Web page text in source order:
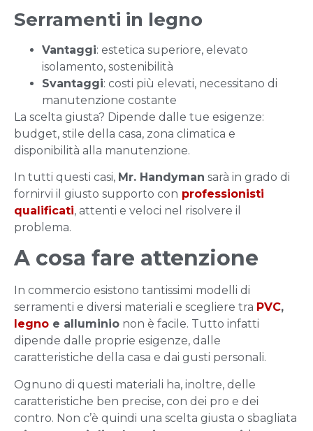
Serramenti in legno
Vantaggi: estetica superiore, elevato
isolamento, sostenibilità
Svantaggi: costi più elevati, necessitano di
manutenzione costante
La scelta giusta? Dipende dalle tue esigenze:
budget, stile della casa, zona climatica e
disponibilità alla manutenzione.
In tutti questi casi, Mr. Handyman sarà in grado di
fornirvi il giusto supporto con professionisti
qualificati, attenti e veloci nel risolvere il
problema.
A cosa fare attenzione
In commercio esistono tantissimi modelli di
serramenti e diversi materiali e scegliere tra PVC,
legno e alluminio non è facile. Tutto infatti
dipende dalle proprie esigenze, dalle
caratteristiche della casa e dai gusti personali.
Ognuno di questi materiali ha, inoltre, delle
caratteristiche ben precise, con dei pro e dei
contro. Non c’è quindi una scelta giusta o sbagliata